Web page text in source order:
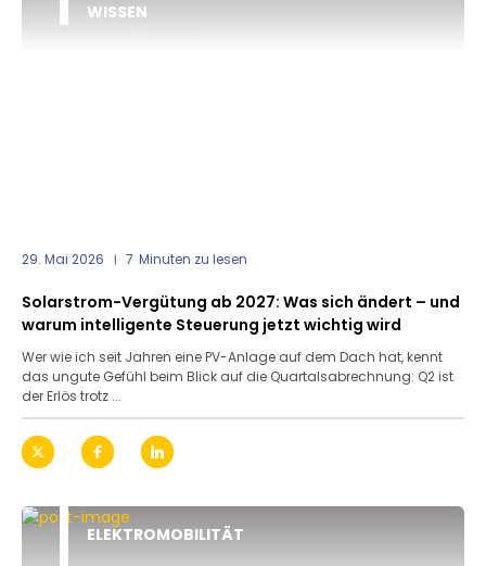
WISSEN
29. Mai 2026 7 Minuten zu lesen
Solarstrom-Vergütung ab 2027: Was sich ändert – und
warum intelligente Steuerung jetzt wichtig wird
Wer wie ich seit Jahren eine PV-Anlage auf dem Dach hat, kennt
das ungute Gefühl beim Blick auf die Quartalsabrechnung: Q2 ist
der Erlös trotz ...
ELEKTROMOBILITÄT